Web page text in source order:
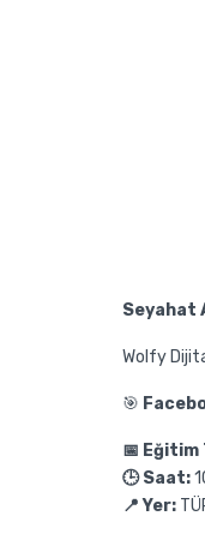
Seyahat
Wolfy
🎯
📅 Eğitim
🕒 Saat:
📍 Yer: